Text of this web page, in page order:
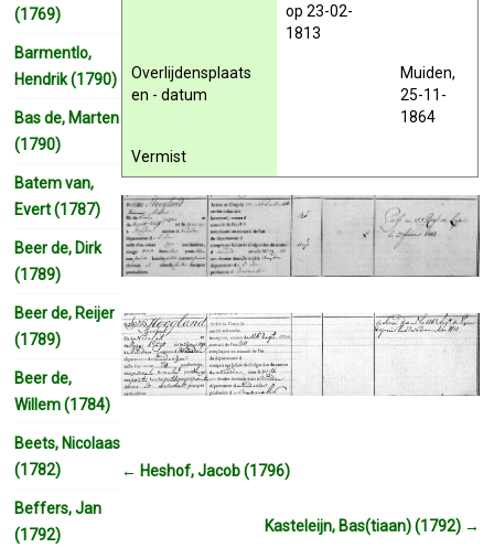
op 23-02-
1813
Overlijdensplaats
en - datum
Muiden,
25-11-
1864
Vermist
← Heshof, Jacob (1796)
Kasteleijn, Bas(tiaan) (1792) →
(1769)
Barmentlo,
Hendrik (1790)
Bas de, Marten
(1790)
Batem van,
Evert (1787)
Beer de, Dirk
(1789)
Beer de, Reijer
(1789)
Beer de,
Willem (1784)
Beets, Nicolaas
(1782)
Beffers, Jan
(1792)